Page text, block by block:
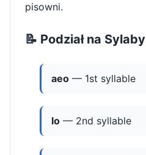
pisowni.
📝 Podział na Sylaby
aeo — 1st syllable
lo — 2nd syllable